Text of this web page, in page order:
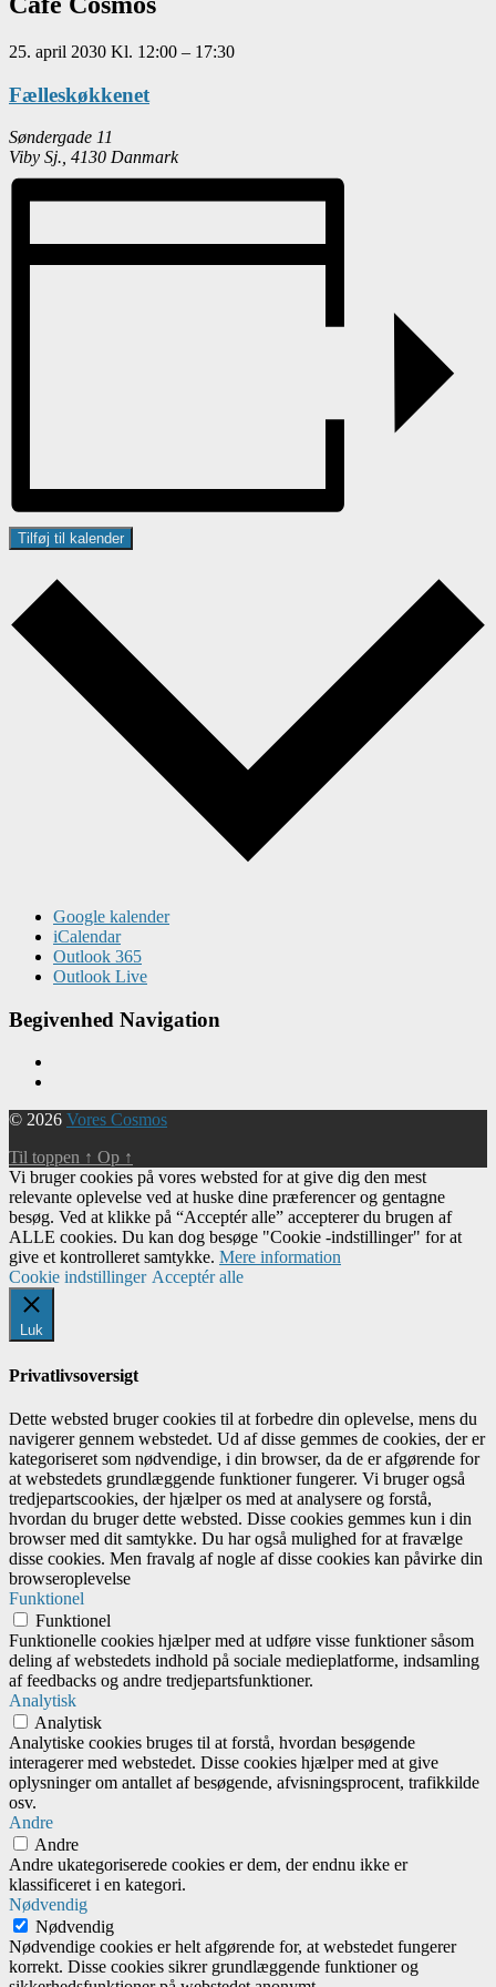
25. april 2030 Kl. 12:00 – 17:30
Fælleskøkkenet
Søndergade 11
Viby Sj. 4130 Danmark
Tilføj til kalender
Google kalender
iCalendar
Outlook 365
Outlook Live
Begivenhed Navigation
© 2026 Vores Cosmos
Til toppen ↑ Op ↑
Vi bruger cookies på vores websted for at give dig den mest
relevante oplevelse ved at huske dine præferencer og gentagne
besøg. Ved at klikke på “Acceptér alle” accepterer du brugen af ​​
ALLE cookies. Du kan dog besøge "Cookie -indstillinger" for at
give et kontrolleret samtykke. Mere information
Cookie indstillinger Acceptér alle
Luk
Privatlivsoversigt
Dette websted bruger cookies til at forbedre din oplevelse, mens du
navigerer gennem webstedet. Ud af disse gemmes de cookies, der er
kategoriseret som nødvendige, i din browser, da de er afgørende for
at webstedets grundlæggende funktioner fungerer. Vi bruger også
tredjepartscookies, der hjælper os med at analysere og forstå,
hvordan du bruger dette websted. Disse cookies gemmes kun i din
browser med dit samtykke. Du har også mulighed for at fravælge
disse cookies. Men fravalg af nogle af disse cookies kan påvirke din
browseroplevelse
Funktionel
Funktionel
Funktionelle cookies hjælper med at udføre visse funktioner såsom
deling af webstedets indhold på sociale medieplatforme, indsamling
af feedbacks og andre tredjepartsfunktioner.
Analytisk
Analytisk
Analytiske cookies bruges til at forstå, hvordan besøgende
interagerer med webstedet. Disse cookies hjælper med at give
oplysninger om antallet af besøgende, afvisningsprocent, trafikkilde
osv.
Andre
Andre
Andre ukategoriserede cookies er dem, der endnu ikke er
klassificeret i en kategori.
Nødvendig
Nødvendig
Nødvendige cookies er helt afgørende for, at webstedet fungerer
korrekt. Disse cookies sikrer grundlæggende funktioner og